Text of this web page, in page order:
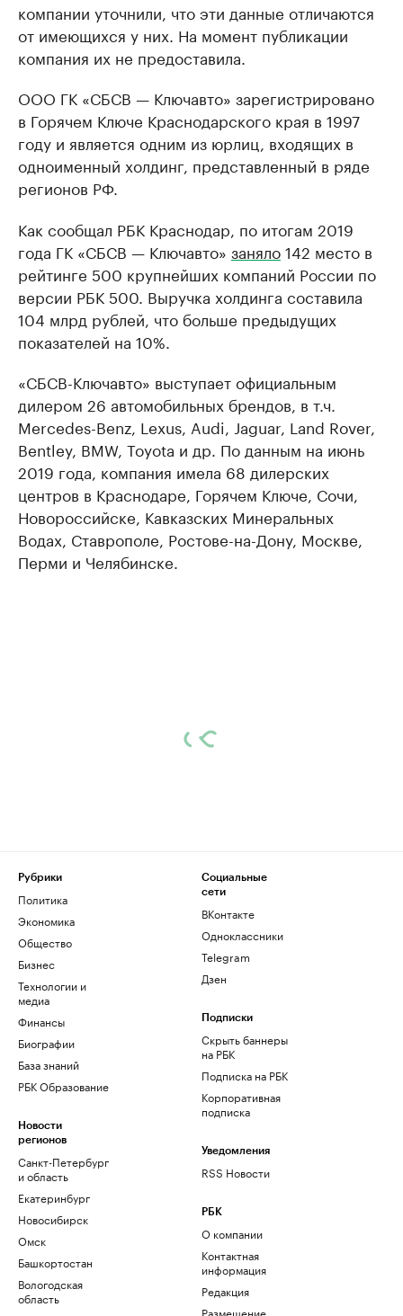
компании уточнили, что эти данные отличаются
от имеющихся у них. На момент публикации
компания их не предоставила.
ООО ГК «СБСВ — Ключавто» зарегистрировано
в Горячем Ключе Краснодарского края в 1997
году и является одним из юрлиц, входящих в
одноименный холдинг, представленный в ряде
регионов РФ.
Как сообщал РБК Краснодар, по итогам 2019
года ГК «СБСВ — Ключавто» заняло142 место в
рейтинге 500 крупнейших компаний России по
версии РБК 500. Выручка холдинга составила
104 млрд рублей, что больше предыдущих
показателей на 10%.
«СБСВ-Ключавто» выступает официальным
дилером 26 автомобильных брендов, в т.ч.
Mercedes-Benz, Lexus, Audi, Jaguar, Land Rover,
Bentley, BMW, Toyota и др. По данным на июнь
2019 года, компания имела 68 дилерских
центров в Краснодаре, Горячем Ключе, Сочи,
Новороссийске, Кавказских Минеральных
Водах, Ставрополе, Ростове-на-Дону, Москве,
Перми и Челябинске.
Рубрики
Политика
Экономика
Общество
Бизнес
Технологии и
медиа
Финансы
Биографии
База знаний
РБК Образование
Новости
регионов
Санкт-Петербург
и область
Екатеринбург
Новосибирск
Омск
Башкортостан
Вологодская
область
Социальные
сети
ВКонтакте
Одноклассники
Telegram
Дзен
Подписки
Скрыть баннеры
на РБК
Подписка на РБК
Корпоративная
подписка
Уведомления
RSS Новости
РБК
О компании
Контактная
информация
Редакция
Размещение